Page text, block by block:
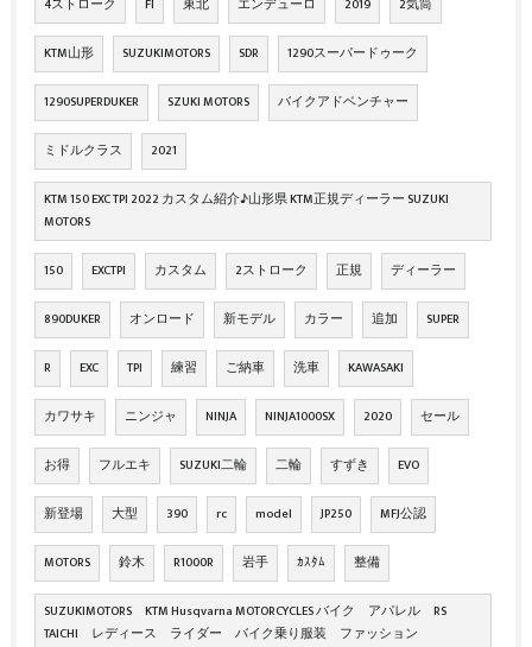
4ストローク FI 東北 エンデューロ 2019 2気筒
KTM山形 SUZUKIMOTORS SDR 1290スーパードゥーク
1290SUPERDUKER SZUKI MOTORS バイクアドベンチャー
ミドルクラス 2021
KTM 150 EXC TPI 2022 カスタム紹介♪山形県 KTM正規ディーラー SUZUKI
MOTORS
150 EXCTPI カスタム 2ストローク 正規 ディーラー
890DUKER オンロード 新モデル カラー 追加 SUPER
R EXC TPI 練習 ご納車 洗車 KAWASAKI
カワサキ ニンジャ NINJA NINJA1000SX 2020 セール
お得 フルエキ SUZUKI二輪 二輪 すずき EVO
新登場 大型 390 rc model JP250 MFJ公認
MOTORS 鈴木 R1000R 岩手 ｶｽﾀﾑ 整備
SUZUKIMOTORS KTM Husqvarna MOTORCYCLES バイク アパレル RS
TAICHI レディース ライダー バイク乗り服装 ファッション